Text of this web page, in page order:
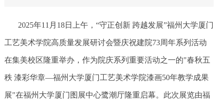
2025年11月18日上午，“守正创新 跨越发展”福州大学厦门
工艺美术学院高质量发展研讨会暨庆祝建院73周年系列活动
在集美校区隆重举办，作为院庆系列重要活动之一的"春秋五
秩 漆彩华章—福州大学厦门工艺美术学院漆画50年教学成果
展"在福州大学厦门图展中心鹭潮厅隆重启幕。此次展览由福